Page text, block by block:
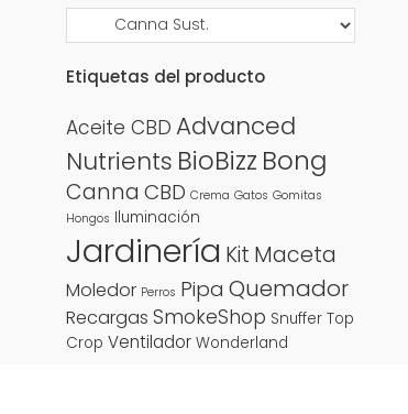
Etiquetas del producto
Aceite CBD Advanced
Nutrients BioBizz Bong
Canna CBD Crema Gatos Gomitas
Hongos Iluminación
Jardinería Kit Maceta
Moledor Perros Pipa Quemador
Recargas SmokeShop Snuffer Top
Crop Ventilador Wonderland